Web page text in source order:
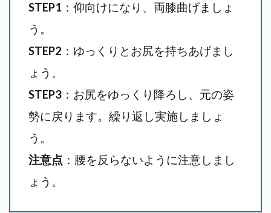
STEP1 ：仰向けになり、両膝曲げましょ
う。
STEP2 ：ゆっくりとお尻を持ちあげまし
ょう。
STEP3 ：お尻をゆっくり降ろし、元の姿
勢に戻ります。繰り返し実施しましょ
う。
注意点 ：腰を反らないように注意しまし
ょう。